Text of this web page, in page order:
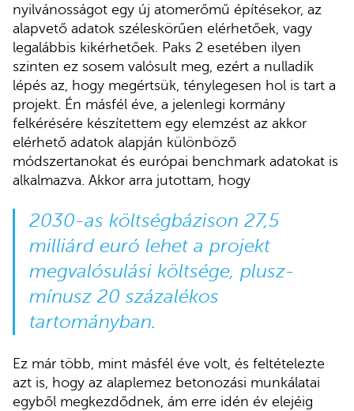
nyilvánosságot egy új atomerőmű építésekor, az
alapvető adatok széleskörűen elérhetőek, vagy
legalábbis kikérhetőek. Paks 2 esetében ilyen
szinten ez sosem valósult meg, ezért a nulladik
lépés az, hogy megértsük, ténylegesen hol is tart a
projekt. Én másfél éve, a jelenlegi kormány
felkérésére készítettem egy elemzést az akkor
elérhető adatok alapján különböző
módszertanokat és európai benchmark adatokat is
alkalmazva. Akkor arra jutottam, hogy
2030-as költségbázison 27,5
milliárd euró lehet a projekt
megvalósulási költsége, plusz-
mínusz 20 százalékos
tartományban.
Ez már több, mint másfél éve volt, és feltételezte
azt is, hogy az alaplemez betonozási munkálatai
egyből megkezdődnek, ám erre idén év elejéig